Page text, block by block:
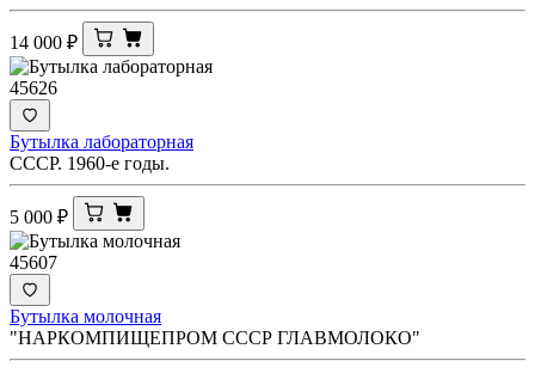
14 000 ₽
45626
Бутылка лабораторная
СССР. 1960-е годы.
5 000 ₽
45607
Бутылка молочная
"НАРКОМПИЩЕПРОМ СССР ГЛАВМОЛОКО"